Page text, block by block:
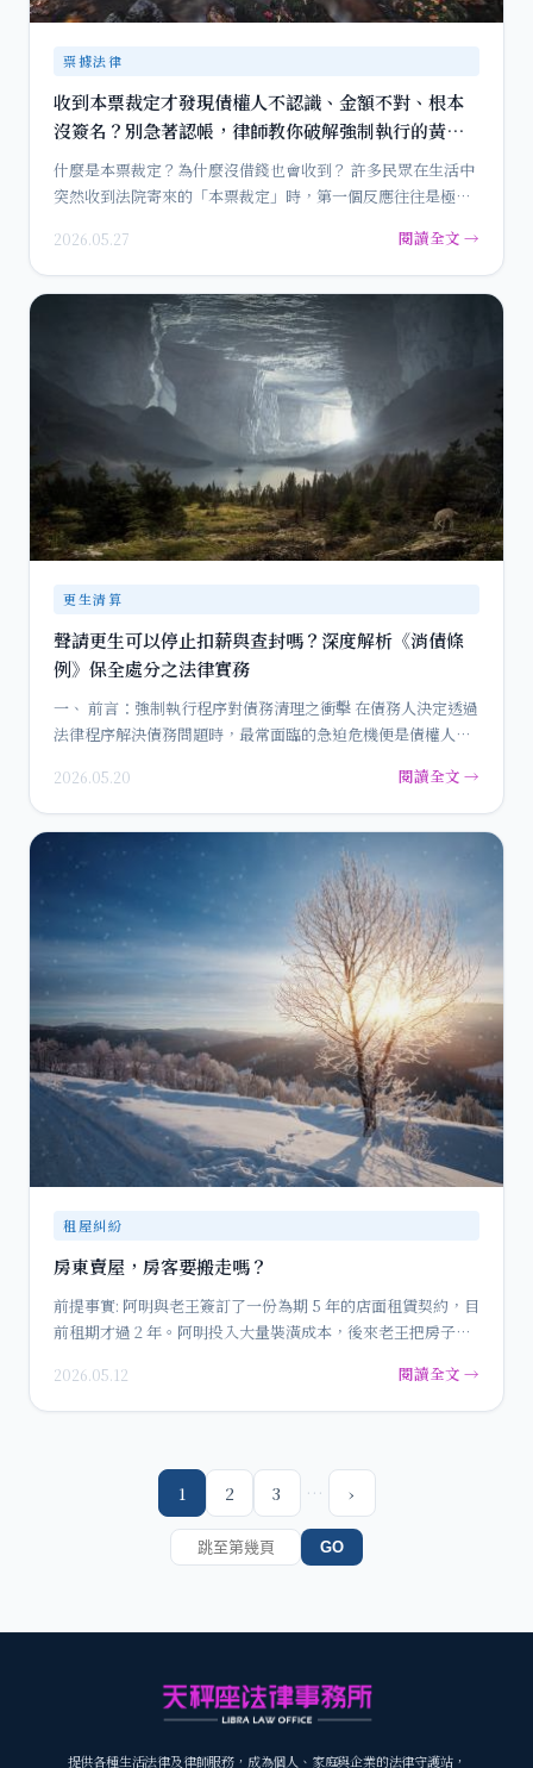
票據法律
收到本票裁定才發現債權人不認識、金額不對、根本
沒簽名？別急著認帳，律師教你破解強制執行的黃金
救濟期
什麼是本票裁定？為什麼沒借錢也會收到？ 許多民眾在生活中
突然收到法院寄來的「本票裁定」時，第一個反應往往是極度
2026.05.27 閱讀全文 →
更生清算
聲請更生可以停止扣薪與查封嗎？深度解析《消債條
例》保全處分之法律實務
一、 前言：強制執行程序對債務清理之衝擊 在債務人決定透過
法律程序解決債務問題時，最常面臨的急迫危機便是債權人已
2026.05.20 閱讀全文 →
租屋糾紛
房東賣屋，房客要搬走嗎？
前提事實: 阿明與老王簽訂了一份為期 5 年的店面租賃契約，目
前租期才過 2 年。阿明投入大量裝潢成本，後來老王把房子…
2026.05.12 閱讀全文 →
1 2 3 … ›
GO
提供各種生活法律及律師服務，成為個人、家庭與企業的法律守護站，